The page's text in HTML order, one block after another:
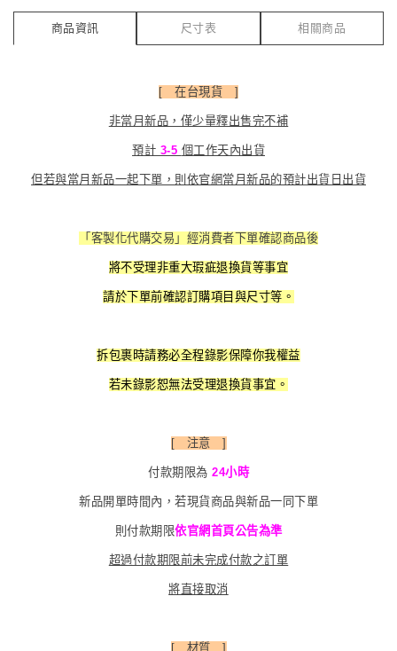
商品資訊 尺寸表 相關商品
[ 在台現貨 ]
非當月新品，僅少量釋出售完不補
預計 3-5 個工作天內出貨
但若與當月新品一起下單，則依官網當月新品的預計出貨日出貨
「客製化代購交易」經消費者下單確認商品後
將不受理非重大瑕疵退換貨等事宜
請於下單前確認訂購項目與尺寸等。
拆包裹時請務必全程錄影保障你我權益
若未錄影恕無法受理退換貨事宜。
[ 注意 ]
付款期限為 24小時
新品開單時間內，若現貨商品與新品一同下單
則付款期限依官網首頁公告為準
超過付款期限前未完成付款之訂單
將直接取消
[ 材質 ]